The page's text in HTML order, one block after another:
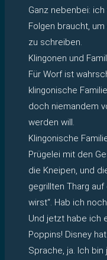
Ganz nebenbei:
Folgen braucht,
zu schreiben.
Klingonen und
Für Worf ist
klingonische
doch niemandem
werden will.
Klingonische
Prügelei mit den
die Kneipen, und
gegrillten Tharg
wirst“. Hab ich
Und jetzt habe ich
Poppins! Disney
Sprache, ja. Ich